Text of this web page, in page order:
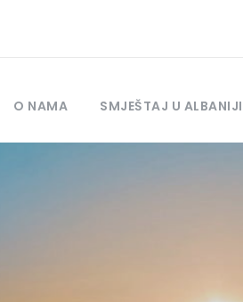
O NAMA SMJEŠTAJ U ALBANIJI